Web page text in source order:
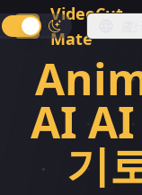
VideoCut
Mate
AI AI
기